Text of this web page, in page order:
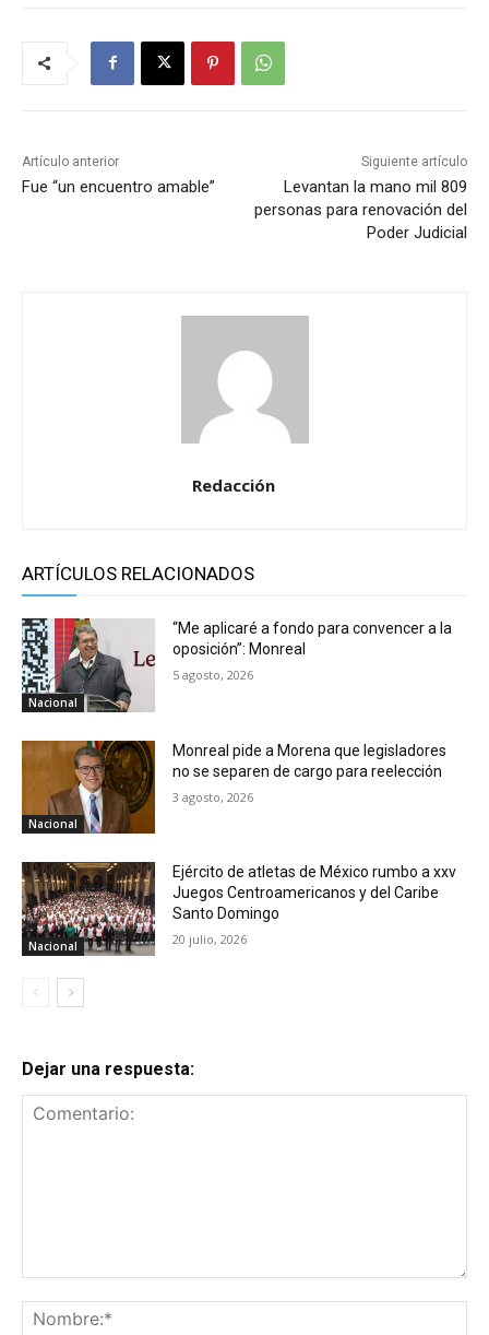
Artículo anterior
Fue “un encuentro amable”
Siguiente artículo
Levantan la mano mil 809
personas para renovación del
Poder Judicial
Redacción
ARTÍCULOS RELACIONADOS
Nacional
“Me aplicaré a fondo para convencer a la
oposición”: Monreal
5 agosto, 2026
Nacional
Monreal pide a Morena que legisladores
no se separen de cargo para reelección
3 agosto, 2026
Nacional
Ejército de atletas de México rumbo a xxv
Juegos Centroamericanos y del Caribe
Santo Domingo
20 julio, 2026
Dejar una respuesta: